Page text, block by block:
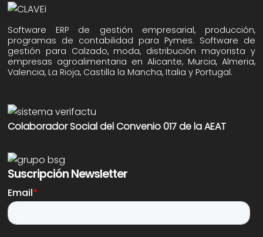
Software ERP de gestión empresarial, producción,
programas de contabilidad para Pymes. Software de
gestión para Calzado, moda, distribución mayorista y
empresas agroalimentaria en Alicante, Murcia, Almeria,
Valencia, La Rioja, Castilla la Mancha, Italia y Portugal.
Colaborador Social del Convenio 017 de la AEAT
Suscripción Newsletter